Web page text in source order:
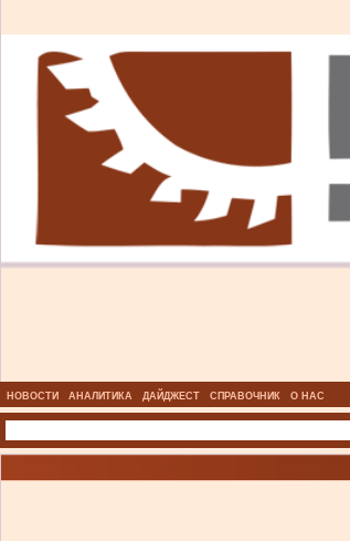
НОВОСТИ АНАЛИТИКА ДАЙДЖЕСТ СПРАВОЧНИК О НАС